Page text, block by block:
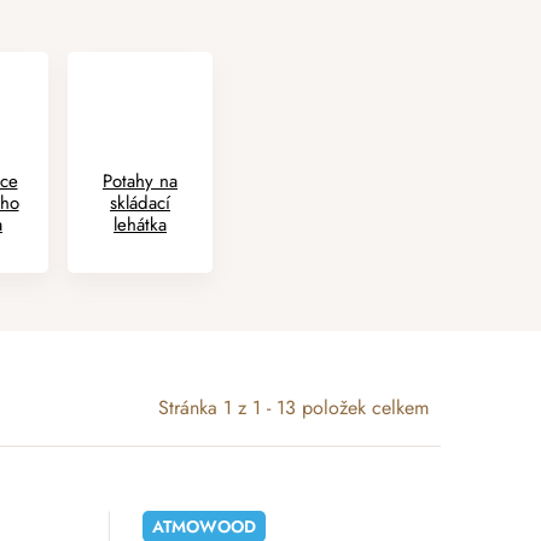
Potahy na
skládací
lehátka
Stránka 1 z 1 - 13 položek celkem
ATMOWOOD